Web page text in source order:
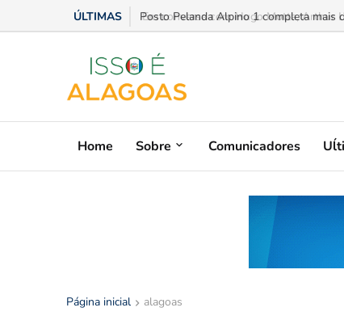
ÚLTIMAS Em conversa com Hugo Motta, Arthur
Home Sobre Comunicadores
Página inicial alagoas